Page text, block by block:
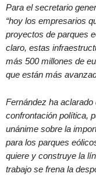
Para el secretario
“hoy los empresarios
proyectos de parques
claro, estas
más 500 millones de
que están más
Fernández ha
confrontación política,
unánime sobre la
para los parques
quiere y construye la
trabajo se frena la